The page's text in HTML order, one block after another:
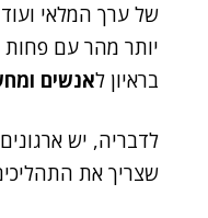
של ערך המלאי
יותר מהר עם פחות
בראיון לאנשים
לדבריה, יש
שצריך את